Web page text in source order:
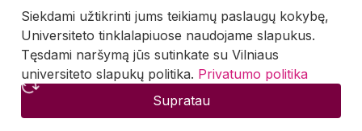
Siekdami užtikrinti jums teikiamų paslaugų kokybę,
Universiteto tinklalapiuose naudojame slapukus.
Tęsdami naršymą jūs sutinkate su Vilniaus
universiteto slapukų politika. Privatumo politika
Supratau